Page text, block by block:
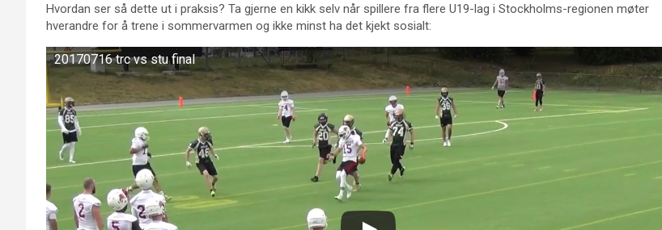
Hvordan ser så dette ut i praksis? Ta gjerne en kikk selv når spillere fra flere U19-lag i Stockholms-regionen møter
hverandre for å trene i sommervarmen og ikke minst ha det kjekt sosialt:
20170716 trc vs stu final